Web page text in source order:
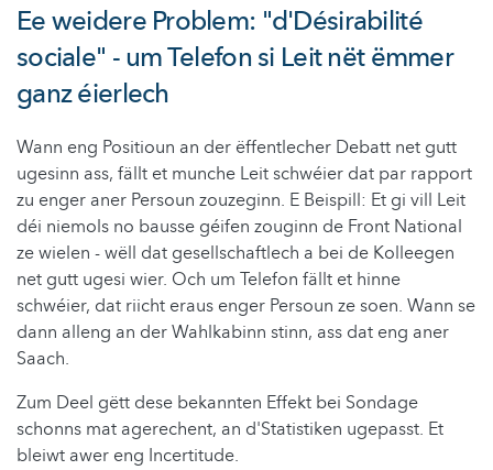
Ee weidere Problem: "d'Désirabilité
sociale" - um Telefon si Leit nët ëmmer
ganz éierlech
Wann eng Positioun an der ëffentlecher Debatt net gutt
ugesinn ass, fällt et munche Leit schwéier dat par rapport
zu enger aner Persoun zouzeginn. E Beispill: Et gi vill Leit
déi niemols no bausse géifen zouginn de Front National
ze wielen - wëll dat gesellschaftlech a bei de Kolleegen
net gutt ugesi wier. Och um Telefon fällt et hinne
schwéier, dat riicht eraus enger Persoun ze soen. Wann se
dann alleng an der Wahlkabinn stinn, ass dat eng aner
Saach.
Zum Deel gëtt dese bekannten Effekt bei Sondage
schonns mat agerechent, an d'Statistiken ugepasst. Et
bleiwt awer eng Incertitude.